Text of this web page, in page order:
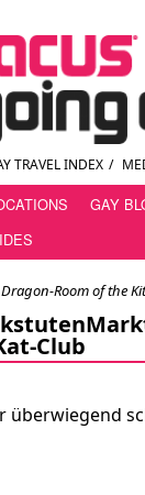
TRAVEL INDEX /
GAY
Room of the
Club
überwiegend